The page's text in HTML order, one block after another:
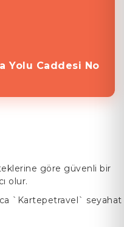
Yolu Caddesi No
göre güvenli bir
olur.
`Kartepetravel` seyahat